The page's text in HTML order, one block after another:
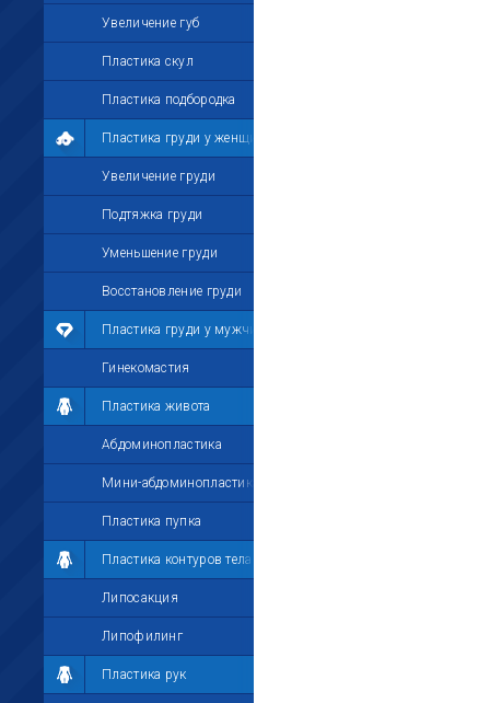
Увеличение губ
Пластика скул
Пластика подбородка
Пластика груди у женщин
Увеличение груди
Подтяжка груди
Уменьшение груди
Восстановление груди
Пластика груди у мужчин
Гинекомастия
Пластика живота
Абдоминопластика
Мини-абдоминопластика
Пластика пупка
Пластика контуров тела
Липосакция
Липофилинг
Пластика рук